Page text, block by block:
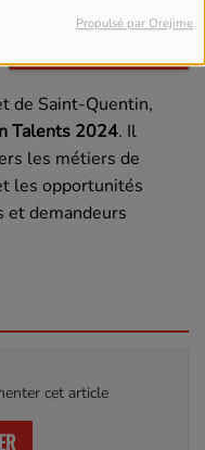
Propulsé par Orejime
de Saint-Quentin,
Talents 2024. Il
les métiers de
les opportunités
et demandeurs
cet article